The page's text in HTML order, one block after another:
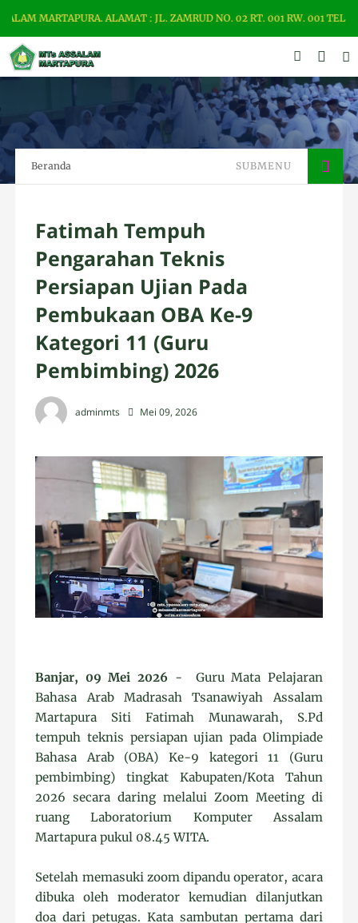
MARTAPURA. ALAMAT : JL. ZAMRUD NO. 02 RT. 001 RW. 001 TELP.
Beranda SUBMENU
Fatimah Tempuh
Pengarahan Teknis
Persiapan Ujian Pada
Pembukaan OBA Ke-9
Kategori 11 (Guru
Pembimbing) 2026
adminmts Mei 09, 2026
Banjar, 09 Mei 2026 - Guru Mata Pelajaran
Bahasa Arab Madrasah Tsanawiyah Assalam
Martapura Siti Fatimah Munawarah, S.Pd
tempuh teknis persiapan ujian pada Olimpiade
Bahasa Arab (OBA) Ke-9 kategori 11 (Guru
pembimbing) tingkat Kabupaten/Kota Tahun
2026 secara daring melalui Zoom Meeting di
ruang Laboratorium Komputer Assalam
Martapura pukul 08.45 WITA.
Setelah memasuki zoom dipandu operator, acara
dibuka oleh moderator kemudian dilanjutkan
doa dari petugas. Kata sambutan pertama dari